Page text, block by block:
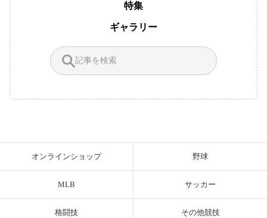
特集
ギャラリー
オンラインショップ 野球
MLB サッカー
格闘技 その他競技